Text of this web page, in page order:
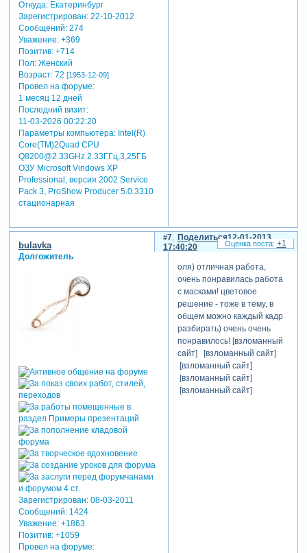
Откуда:Екатеринбург
Зарегистрирован: 22-10-2012
Сообщений:274
Уважение: +369
Позитив: +714
Пол:Женский
Возраст:72 [1953-12-09]
Провел на форуме:
1 месяц 12 дней
Последний визит:
11-03-2026 00:22:20
Параметры компьютера:Intel(R)
Core(TM)2Quad CPU
Q8200@2.33GHz 2.33ГГц,3,25ГБ
ОЗУ Microsoft Vindows XP
Professional, версия 2002 Service
Pack 3, ProShow Producer 5.0.3310
стационарная
Поделиться
7
12-01-2013
17:40:20
bulavka
Долгожитель
Зарегистрирован: 08-03-2011
Сообщений:1424
Уважение: +1863
Позитив: +1059
Провел на форуме:
оля) отличная работа,
очень понравилась работа
с масками! цветовое
решение - тоже в тему, в
общем можно каждый кадр
разбирать) очень очень
понравилось! [взломанный
сайт] [взломанный сайт]
[взломанный сайт]
[взломанный сайт]
[взломанный сайт]
+1